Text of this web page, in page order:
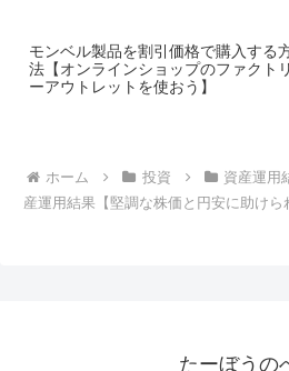
モンベル製品を割引価格で購入する
法【オンラインショップのファクトリ
ーアウトレットを使おう】
ホーム 投資 資産運用
産運用結果【堅調な株価と円安に助けら
たーぼうの